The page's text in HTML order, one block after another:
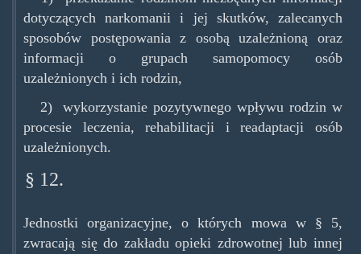
dotyczących narkomanii i jej skutków, zalecanych
sposobów postępowania z osobą uzależnioną oraz
informacji o grupach samopomocy osób
uzależnionych i ich rodzin,
2) wykorzystanie pozytywnego wpływu rodzin w
procesie leczenia, rehabilitacji i readaptacji osób
uzależnionych.
§ 12.
Jednostki organizacyjne, o których mowa w § 5,
zwracają się do zakładu opieki zdrowotnej lub innej